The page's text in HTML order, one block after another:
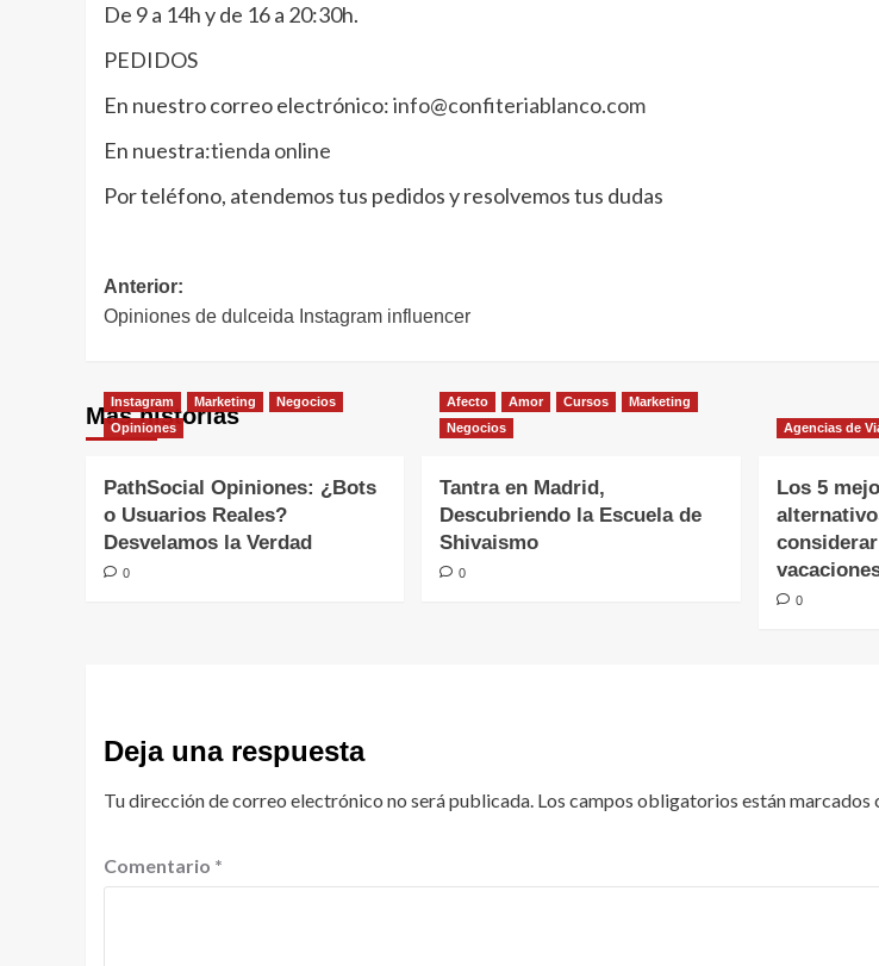
De 9 a 14h y de 16 a 20:30h.
PEDIDOS
En nuestro correo electrónico:info@confiteriablanco.com
En nuestra:tienda online
Por teléfono, atendemos tus pedidos y resolvemos tus dudas
Navegación
de
Anterior:
Opiniones de dulceida Instagram influencer
Más historias
Instagram Marketing
Negocios
Opiniones
PathSocial Opiniones: ¿Bots
o Usuarios Reales?
Desvelamos la Verdad
0
Afecto Amor Cursos
Marketing
Negocios
Tantra en Madrid,
Descubriendo la Escuela de
Shivaismo
0
Agencias de
Los 5
0
Deja una respuesta
Tu dirección de correo electrónico no será publicada. Los campos obligatorios están marcados
Comentario *